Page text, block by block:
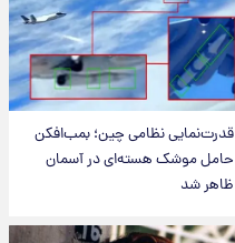
قدرت‌نمایی نظامی چین؛ بمب‌افکن
حامل موشک هسته‌ای در آسمان
ظاهر شد